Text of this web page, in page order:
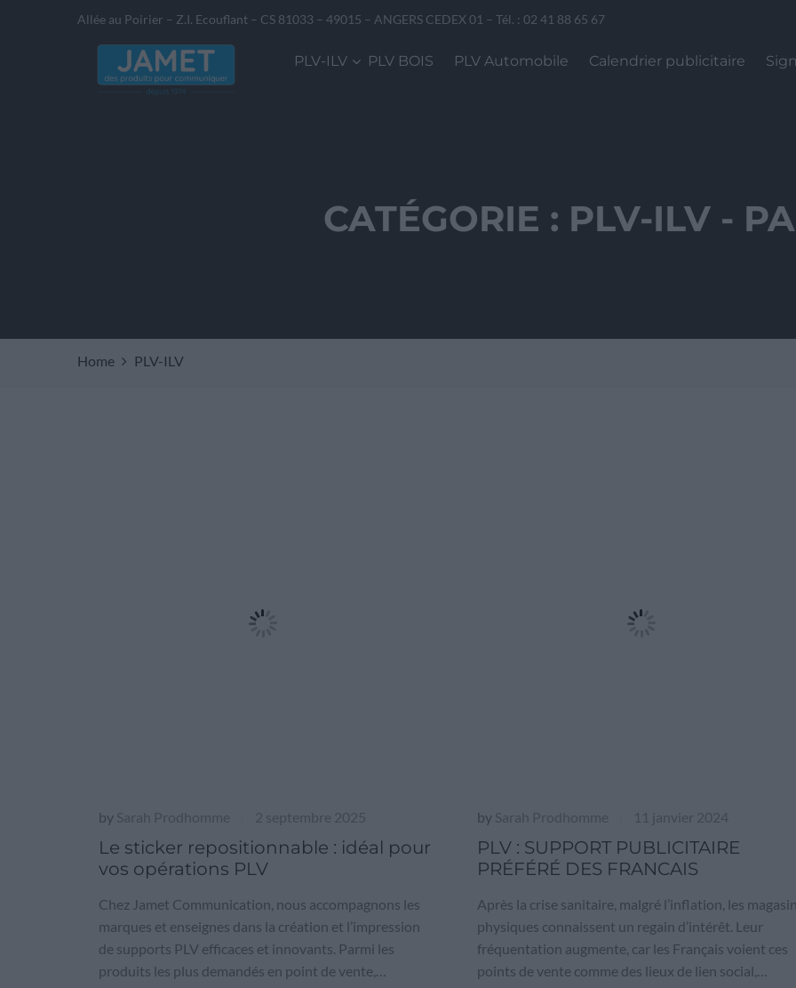
Allée au Poirier – Z.I. Ecouflant – CS 81033 – 49015 – ANGERS CEDEX 01 – Tél. : 02 41 88 65 67
PLV-ILV PLV BOIS PLV Automobile Calendrier publicitaire
CATÉGORIE : PLV-ILV -
Home PLV-ILV
by Sarah Prodhomme 2 septembre 2025
Le sticker repositionnable : idéal pour
vos opérations PLV
Chez Jamet Communication, nous accompagnons les
marques et enseignes dans la création et l’impression
de supports PLV efficaces et innovants. Parmi les
produits les plus demandés en point de vente,…
by Sarah Prodhomme 11 janvier 2024
PLV : SUPPORT PUBLICITAIRE
PRÉFÉRÉ DES FRANCAIS
Après la crise sanitaire, malgré l’inflation, les
physiques connaissent un regain d’intérêt. Leur
fréquentation augmente, car les Français voient ces
points de vente comme des lieux de lien social,…